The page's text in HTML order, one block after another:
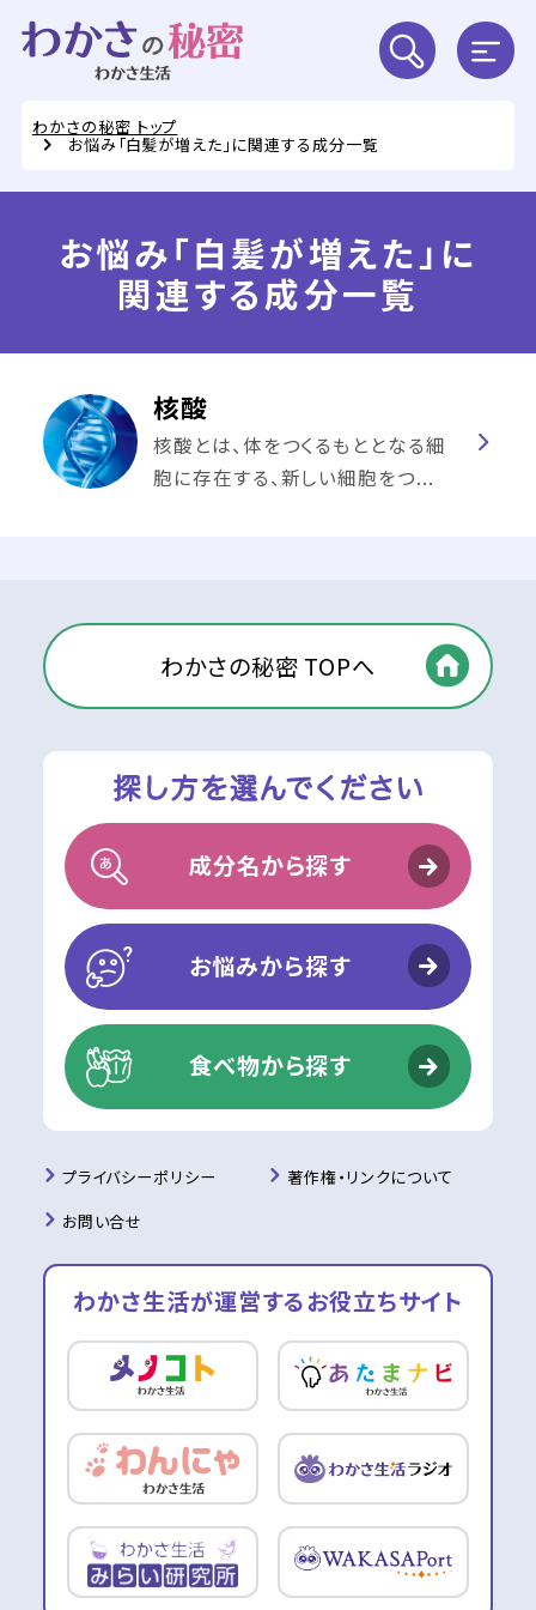
わかさの秘密 トップ
お悩み「白髪が増えた」に関連する成分一覧
お悩み「白髪が増えた」に
関連する成分一覧
核酸
核酸とは、体をつくるもととなる細
胞に存在する、新しい細胞をつ...
わかさの秘密 TOPへ
成分名から探す
お悩みから探す
食べ物から探す
プライバシーポリシー
著作権・リンクについて
お問い合せ
わかさ生活が運営するお役立ちサイト